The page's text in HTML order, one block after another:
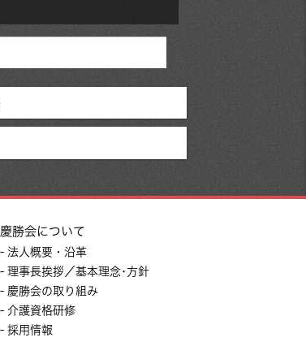
慶勝会について
法人概要・沿革
理事長挨拶／基本理念･方針
慶勝会の取り組み
介護資格研修
採用情報